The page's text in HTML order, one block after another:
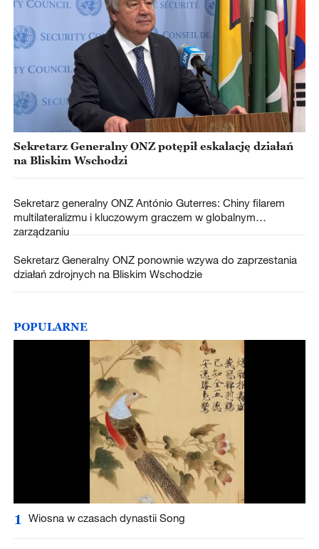
Sekretarz Generalny ONZ potępił eskalację działań
na Bliskim Wschodzi
Sekretarz generalny ONZ António Guterres: Chiny filarem
multilateralizmu i kluczowym graczem w globalnym
zarządzaniu
Sekretarz Generalny ONZ ponownie wzywa do zaprzestania
działań zdrojnych na Bliskim Wschodzie
POPULARNE
1 Wiosna w czasach dynastii Song